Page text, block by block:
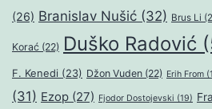
(26) Branislav Nušić (32) Brus Li
Korać (22) Duško Radović
F. Kenedi (23) Džon Vuden (22) Erih From
(31) Ezop (27) Fjodor Dostojevski (19)